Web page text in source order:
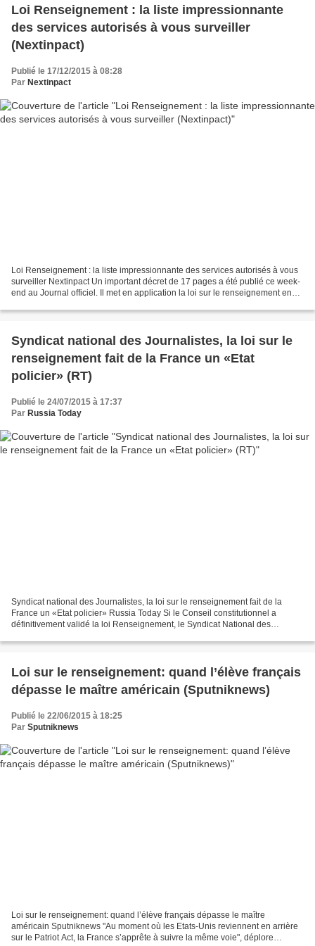
Loi Renseignement : la liste impressionnante
des services autorisés à vous surveiller
(Nextinpact)
Publié le 17/12/2015 à 08:28
Par Nextinpact
Loi Renseignement : la liste impressionnante des services autorisés à vous
surveiller Nextinpact Un important décret de 17 pages a été publié ce week-
end au Journal officiel. Il met en application la loi sur le renseignement en
Syndicat national des Journalistes, la loi sur le
renseignement fait de la France un «Etat
policier» (RT)
Publié le 24/07/2015 à 17:37
Par Russia Today
Syndicat national des Journalistes, la loi sur le renseignement fait de la
France un «Etat policier» Russia Today Si le Conseil constitutionnel a
définitivement validé la loi Renseignement, le Syndicat National des
Loi sur le renseignement: quand l’élève français
dépasse le maître américain (Sputniknews)
Publié le 22/06/2015 à 18:25
Par Sputniknews
Loi sur le renseignement: quand l’élève français dépasse le maître
américain Sputniknews "Au moment où les Etats-Unis reviennent en arrière
sur le Patriot Act, la France s’apprête à suivre la même voie", déplore